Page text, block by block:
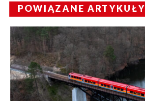
POWIĄZANE ARTYKUŁY